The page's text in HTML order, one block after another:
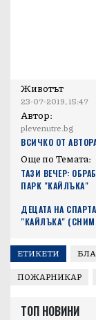
Животът
23-07-2019, 15:47
Автор:
plevenutre.bg
ВСИЧКО ОТ
Още по Темата:
ТАЗИ ВЕЧЕР:
ПАРК "КАЙЛЪКА"
ДЕЦАТА НА
"КАЙЛЪКА"
ЕТИКЕТИ
ПОЖАРНИКАР
ТОП НОВИНИ